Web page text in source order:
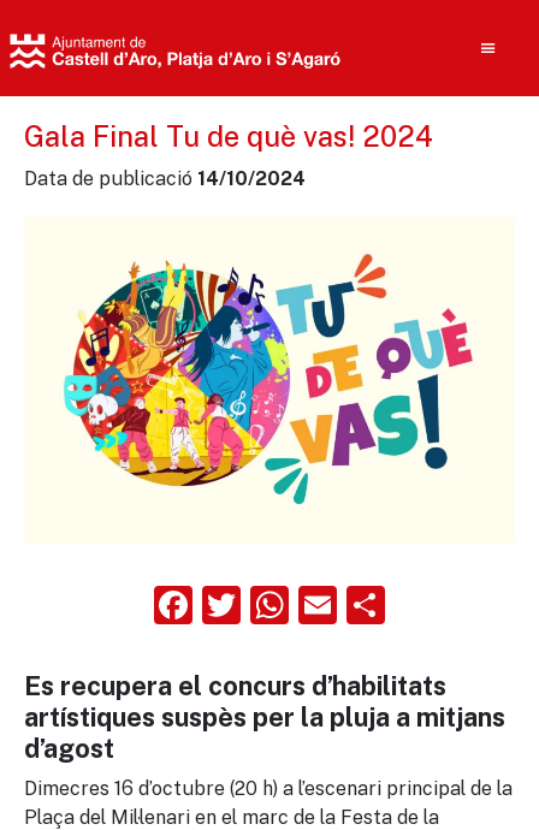
Gala Final Tu de què vas! 2024
Data de publicació 14/10/2024
Facebook
Twitter
WhatsApp
Email
Es recupera el concurs d’habilitats
artístiques suspès per la pluja a mitjans
d’agost
Dimecres 16 d’octubre (20 h) a l’escenari principal de la
Plaça del Mil·lenari en el marc de la Festa de la